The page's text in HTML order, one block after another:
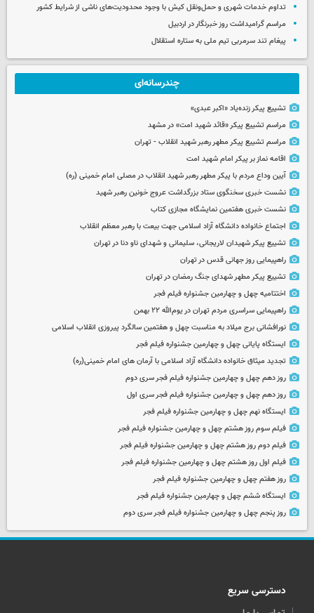
تداوم خدمات شهری و حمل‌ونقل کیش با وجود محدودیت‌های ناشی از شرایط کشور
مراسم گرامیداشت روز خبرنگار در اردبیل
پیغام تند سرمربی تیم ملی به ستاره استقلال
چندرسانه‌ای
تشییع پیکر زنده‌یاد «اکبر عبدی»
مراسم تشییع پیکر «قائد شهید امت» در مشهد
مراسم تشییع پیکر مطهر رهبر شهید انقلاب - تهران
اقامه نماز بر پیکر امام شهید امت
آیین وداع مردم با پیکر مطهر رهبر شهید انقلاب در مصلی امام خمینی (ره)
نشست خبری سخنگوی ستاد بزرگداشت عروج خونین رهبر شهید
نشست خبری هفتمین نمایشگاه مجازی کتاب
اجتماع خانواده دانشگاه آزاد اسلامی جهت بیعت با رهبر معظم انقلاب
تشییع پیکر شهیدان لاریجانی، سلیمانی و شهدای ناو دنا در تهران
راهپیمایی روز جهانی قدس در تهران
تشییع پیکر مطهر شهدای جنگ رمضان در تهران
اختتامیه چهل و چهارمین جشنواره فیلم فجر
راهپیمایی سراسری مردم تهران در یوم‌الله ۲۲ بهمن
نورافشانی برج میلاد به مناسبت چهل‌ و هفتمین سالگرد پیروزی انقلاب اسلامی
ایستگاه پایانی چهل و چهارمین جشنواره فیلم فجر
تجدید میثاق خانواده دانشگاه آزاد اسلامی با آرمان های امام خمینی(ره)
روز دهم چهل و چهارمین جشنواره فیلم فجر سری دوم
روز دهم چهل و چهارمین جشنواره فیلم فجر سری اول
ایستگاه نهم چهل و چهارمین جشنواره فیلم فجر
فیلم سوم روز هشتم چهل و چهارمین جشنواره فیلم فجر
فیلم دوم روز هشتم چهل و چهارمین جشنواره فیلم فجر
فیلم اول روز هشتم چهل و چهارمین جشنواره فیلم فجر
روز هفتم چهل و چهارمین جشنواره فیلم فجر
ایستگاه ششم چهل و چهارمین جشنواره فیلم فجر
روز پنجم چهل و چهارمین جشنواره فیلم فجر سری دوم
دسترسی سریع